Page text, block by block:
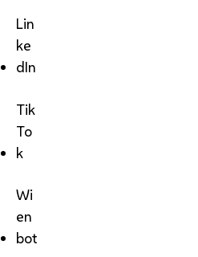
Lin
ke
dIn
Tik
To
k
Wi
en
bot